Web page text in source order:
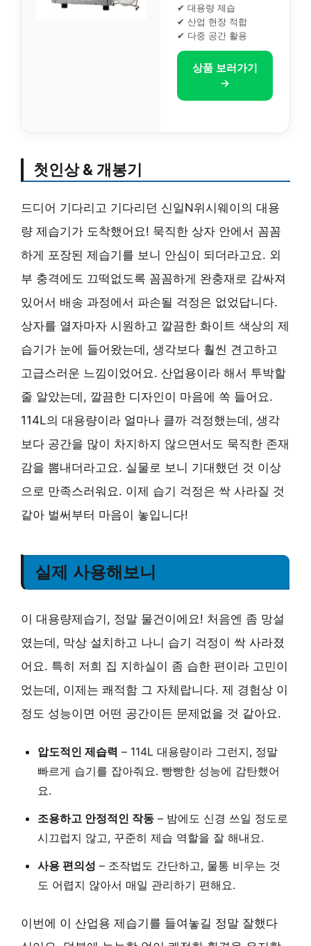
✔ 대용량 제습
✔ 산업 현장 적합
✔ 다중 공간 활용
상품 보러가기
→
첫인상 & 개봉기
드디어 기다리고 기다리던 신일N위시웨이의 대용
량 제습기가 도착했어요! 묵직한 상자 안에서 꼼꼼
하게 포장된 제습기를 보니 안심이 되더라고요. 외
부 충격에도 끄떡없도록 꼼꼼하게 완충재로 감싸져
있어서 배송 과정에서 파손될 걱정은 없었답니다.
상자를 열자마자 시원하고 깔끔한 화이트 색상의 제
습기가 눈에 들어왔는데, 생각보다 훨씬 견고하고
고급스러운 느낌이었어요. 산업용이라 해서 투박할
줄 알았는데, 깔끔한 디자인이 마음에 쏙 들어요.
114L의 대용량이라 얼마나 클까 걱정했는데, 생각
보다 공간을 많이 차지하지 않으면서도 묵직한 존재
감을 뽐내더라고요. 실물로 보니 기대했던 것 이상
으로 만족스러워요. 이제 습기 걱정은 싹 사라질 것
같아 벌써부터 마음이 놓입니다!
실제 사용해보니
이 대용량제습기, 정말 물건이에요! 처음엔 좀 망설
였는데, 막상 설치하고 나니 습기 걱정이 싹 사라졌
어요. 특히 저희 집 지하실이 좀 습한 편이라 고민이
었는데, 이제는 쾌적함 그 자체랍니다. 제 경험상 이
정도 성능이면 어떤 공간이든 문제없을 것 같아요.
압도적인 제습력 – 114L 대용량이라 그런지, 정말
빠르게 습기를 잡아줘요. 빵빵한 성능에 감탄했어
요.
조용하고 안정적인 작동 – 밤에도 신경 쓰일 정도로
시끄럽지 않고, 꾸준히 제습 역할을 잘 해내요.
사용 편의성 – 조작법도 간단하고, 물통 비우는 것
도 어렵지 않아서 매일 관리하기 편해요.
이번에 이 산업용 제습기를 들여놓길 정말 잘했다